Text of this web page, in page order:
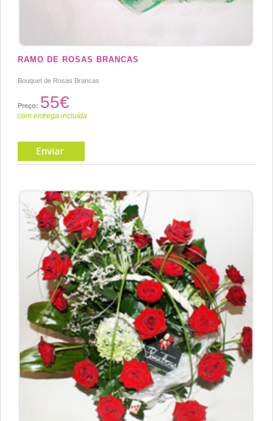
RAMO DE ROSAS BRANCAS
Bouquet de Rosas Brancas
Preço: 55€
com entrega incluída